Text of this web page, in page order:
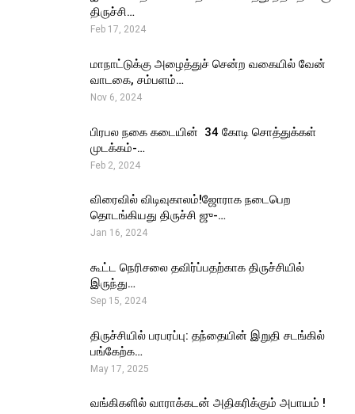
திருச்சி…
Feb 17, 2024
மாநாட்டுக்கு அழைத்துச் சென்ற வகையில் வேன்
வாடகை, சம்பளம்…
Nov 6, 2024
பிரபல நகை கடையின் ₹ 34 கோடி சொத்துக்கள்
முடக்கம்-…
Feb 2, 2024
விரைவில் விடிவுகாலம்!ஜோராக நடைபெற
தொடங்கியது திருச்சி ஜு-…
Jan 16, 2024
கூட்ட நெரிசலை தவிர்ப்பதற்காக திருச்சியில்
இருந்து…
Sep 15, 2024
திருச்சியில் பரபரப்பு: தந்தையின் இறுதி சடங்கில்
பங்கேற்க…
May 17, 2025
வங்கிகளில் வாராக்கடன் அதிகரிக்கும் அபாயம் !